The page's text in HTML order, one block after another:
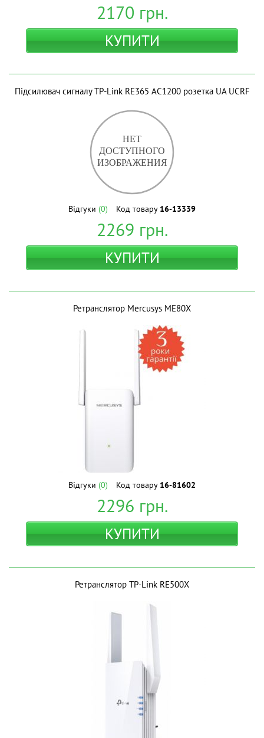
2170 грн.
КУПИТИ
Підсилювач сигналу TP-Link RE365 AC1200 розетка UA UCRF
Відгуки (0) Код товару 16-13339
2269 грн.
КУПИТИ
Ретранслятор Mercusys ME80X
Відгуки (0) Код товару 16-81602
2296 грн.
КУПИТИ
Ретранслятор TP-Link RE500X